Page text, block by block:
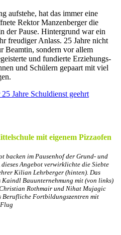
aufstehe, hat das immer eine
Rektor Manzenberger die
der Pause. Hintergrund war ein
freudiger Anlass. 25 Jahre nicht
Beamtin, sondern vor allem
und fundierte Erziehungs-
und Schülern gepaart mit viel
Jahre Schuldienst geehrt
mit eigenem Pizzaofen
backen im Pausenhof der Grund- und
Angebot verwirklichte die Siebte
Kilian Lehrberger (hinten). Das
Kaindl Bauunternehmung mit (von links)
Rothmair und Nihat Mujagic
Berufliche Fortbildungszentren mit